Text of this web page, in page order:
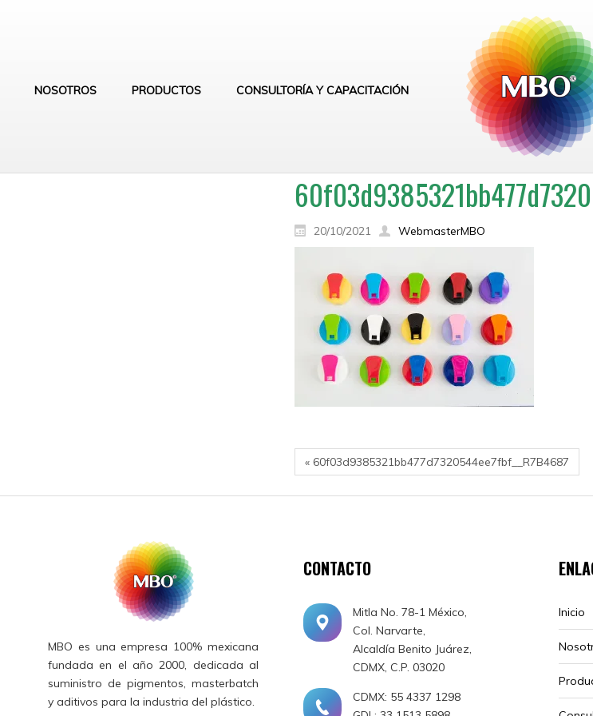
NOSOTROS PRODUCTOS CONSULTORÍA Y CAPACITACIÓN
20/10/2021 WebmasterMBO
« 60f03d9385321bb477d7320544ee7fbf__R7B4687
MBO es una empresa 100% mexicana
fundada en el año 2000, dedicada al
suministro de pigmentos, masterbatch
y aditivos para la industria del plástico.
CONTACTO
Mitla No. 78-1 México,
Col. Narvarte,
Alcaldía Benito Juárez,
CDMX, C.P. 03020
CDMX: 55 4337 1298
Inicio